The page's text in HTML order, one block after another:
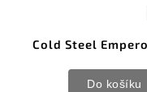
Cold Steel
Do košíku